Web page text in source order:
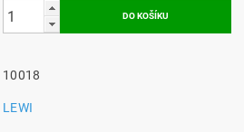
10018
LEWI